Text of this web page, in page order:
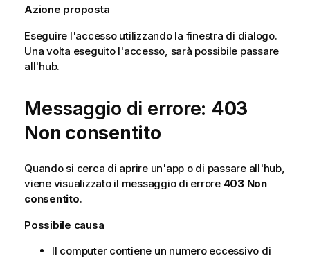
Azione proposta
Eseguire l'accesso utilizzando la finestra di dialogo.
Una volta eseguito l'accesso, sarà possibile passare
all'hub.
Messaggio di errore: 403
Non consentito
Quando si cerca di aprire un'app o di passare all'hub,
viene visualizzato il messaggio di errore 403 Non
consentito.
Possibile causa
Il computer contiene un numero eccessivo di